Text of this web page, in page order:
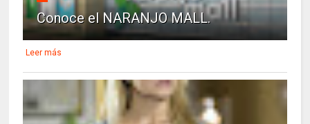
Conoce el NARANJO MALL.
Leer más